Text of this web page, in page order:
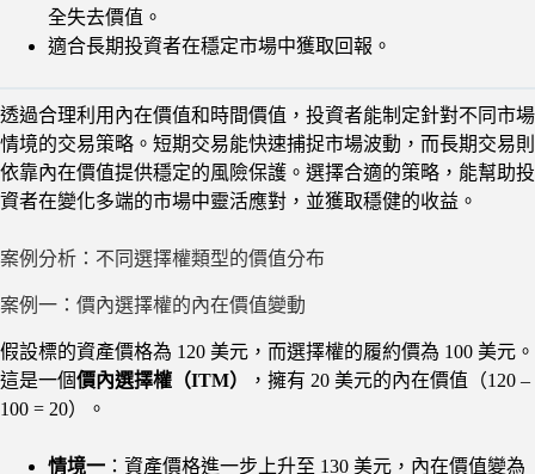
全失去價值。
適合長期投資者在穩定市場中獲取回報。
透過合理利用內在價值和時間價值，投資者能制定針對不同市場
情境的交易策略。短期交易能快速捕捉市場波動，而長期交易則
依靠內在價值提供穩定的風險保護。選擇合適的策略，能幫助投
資者在變化多端的市場中靈活應對，並獲取穩健的收益。
案例分析：不同選擇權類型的價值分布
案例一：價內選擇權的內在價值變動
假設標的資產價格為 120 美元，而選擇權的履約價為 100 美元。
這是一個價內選擇權（ITM）
，擁有 20 美元的內在價值（120 –
100 = 20）。
情境一 ：資產價格進一步上升至 130 美元，內在價值變為